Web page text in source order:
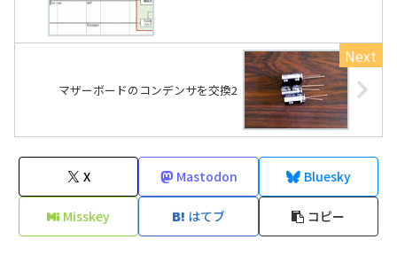
マザーボードのコンデンサを交換2
X Mastodon Bluesky
Misskey はてブ コピー